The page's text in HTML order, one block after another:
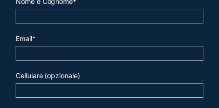
Email*
Cellulare (opzionale)